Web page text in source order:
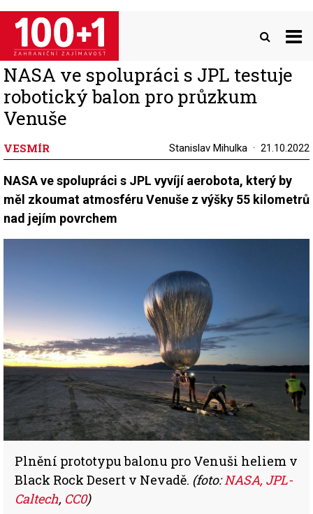
Přejít
hlavnímu
obsahu
NASA ve spolupráci s JPL testuje
robotický balon pro průzkum
Venuše
VESMÍR Stanislav Mihulka 21.10.2022
NASA ve spolupráci s JPL vyvíjí aerobota, který by
měl zkoumat atmosféru Venuše z výšky 55 kilometrů
nad jejím povrchem
Plnění prototypu balonu pro Venuši heliem v
Black Rock Desert v Nevadě. (foto:NASA, JPL-
Caltech, CC0)